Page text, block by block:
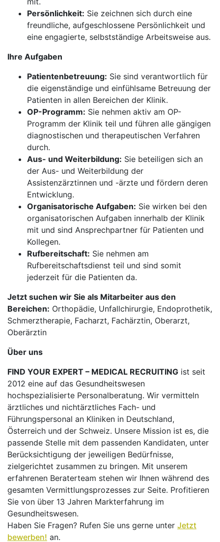
Persönlichkeit: Sie zeichnen sich durch eine
freundliche, aufgeschlossene Persönlichkeit und
eine engagierte, selbstständige Arbeitsweise aus.
Ihre Aufgaben
Patientenbetreuung: Sie sind verantwortlich für
die eigenständige und einfühlsame Betreuung der
Patienten in allen Bereichen der Klinik.
OP-Programm: Sie nehmen aktiv am OP-
Programm der Klinik teil und führen alle gängigen
diagnostischen und therapeutischen Verfahren
durch.
Aus- und Weiterbildung: Sie beteiligen sich an
der Aus- und Weiterbildung der
Assistenzärztinnen und -ärzte und fördern deren
Entwicklung.
Organisatorische Aufgaben: Sie wirken bei den
organisatorischen Aufgaben innerhalb der Klinik
mit und sind Ansprechpartner für Patienten und
Kollegen.
Rufbereitschaft: Sie nehmen am
Rufbereitschaftsdienst teil und sind somit
jederzeit für die Patienten da.
Jetzt suchen wir Sie als Mitarbeiter aus den
Bereichen: Orthopädie, Unfallchirurgie, Endoprothetik,
Schmerztherapie, Facharzt, Fachärztin, Oberarzt,
Oberärztin
Über uns
FIND YOUR EXPERT – MEDICAL RECRUITING ist seit
2012 eine auf das Gesundheitswesen
hochspezialisierte Personalberatung. Wir vermitteln
ärztliches und nichtärztliches Fach- und
Führungspersonal an Kliniken in Deutschland,
Österreich und der Schweiz. Unsere Mission ist es, die
passende Stelle mit dem passenden Kandidaten, unter
Berücksichtigung der jeweiligen Bedürfnisse,
zielgerichtet zusammen zu bringen. Mit unserem
erfahrenen Beraterteam stehen wir Ihnen während des
gesamten Vermittlungsprozesses zur Seite. Profitieren
Sie von über 13 Jahren Markterfahrung im
Gesundheitswesen.
Haben Sie Fragen? Rufen Sie uns gerne unter Jetzt
bewerben! an.